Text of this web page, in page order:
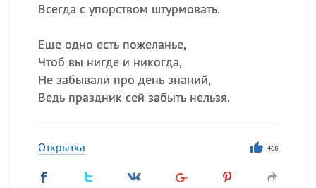
Всегда с упорством штурмовать.
Еще одно есть пожеланье,
Чтоб вы нигде и никогда,
Не забывали про день знаний,
Ведь праздник сей забыть нельзя.
Открытка 468